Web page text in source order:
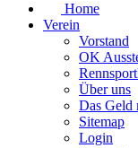
Home
Verein
Vorstand
OK
Über uns
Das Geld
Sitemap
Login